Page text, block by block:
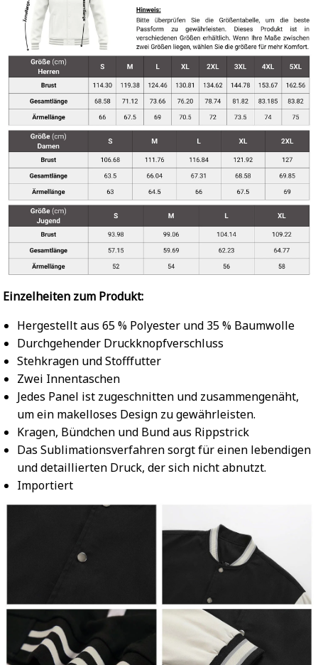
Einzelheiten zum Produkt:
Hergestellt aus 65 % Polyester und 35 % Baumwolle
Durchgehender Druckknopfverschluss
Stehkragen und Stofffutter
Zwei Innentaschen
Jedes Panel ist zugeschnitten und zusammengenäht,
um ein makelloses Design zu gewährleisten.
Kragen, Bündchen und Bund aus Rippstrick
Das Sublimationsverfahren sorgt für einen lebendigen
und detaillierten Druck, der sich nicht abnutzt.
Importiert